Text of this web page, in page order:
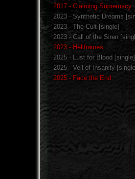
2017 - Claiming Supremacy
2023 - Synthetic Dreams
2023 - The Cult [single]
2023 - Call of the Siren
2023 - Hellframes
2025 - Lust for Blood [single]
2025 - Veil of Insanity
2025 - Face the End